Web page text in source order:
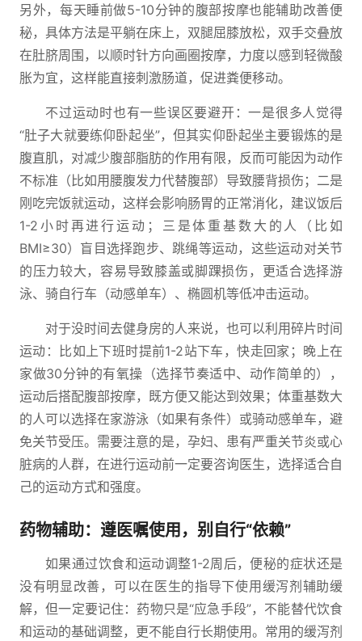
另外，每天睡前做5-10分钟的腹部按摩也能辅助改善便
秘，具体方法是平躺在床上，双腿屈膝放松，双手交叠放
在肚脐周围，以顺时针方向画圈按摩，力度以感到轻微酸
胀为宜，这样能直接刺激肠道，促进粪便移动。
不过运动时也有一些误区要避开：一是很多人觉得
“肚子大就要练仰卧起坐”，但其实仰卧起坐主要锻炼的是
腹直肌，对减少腹部脂肪的作用有限，反而可能因为动作
不标准（比如用腰腹发力代替腹部）导致腰背损伤；二是
刚吃完饭就运动，这样会影响肠胃的正常消化，建议饭后
1-2小时再进行运动；三是体重基数大的人（比如
BMI≥30）盲目选择跑步、跳绳等运动，这些运动对关节
的压力较大，容易导致膝盖或脚踝损伤，更适合选择游
泳、骑自行车（动感单车）、椭圆机等低冲击运动。
对于没时间去健身房的人来说，也可以利用碎片时间
运动：比如上下班时提前1-2站下车，快走回家；晚上在
家做30分钟的有氧操（选择节奏适中、动作简单的），
运动后搭配腹部按摩，既方便又能达到效果；体重基数大
的人可以选择在家游泳（如果有条件）或骑动感单车，避
免关节受压。需要注意的是，孕妇、患有严重关节炎或心
脏病的人群，在进行运动前一定要咨询医生，选择适合自
己的运动方式和强度。
药物辅助：遵医嘱使用，别自行“依赖”
如果通过饮食和运动调整1-2周后，便秘的症状还是
没有明显改善，可以在医生的指导下使用缓泻剂辅助缓
解，但一定要记住：药物只是“应急手段”，不能替代饮食
和运动的基础调整，更不能自行长期使用。常用的缓泻剂